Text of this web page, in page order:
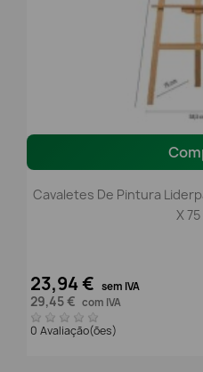
Cavaletes De Pintura
X
23,94 € sem IVA
29,45 € com IVA
0 Avaliação(ões)